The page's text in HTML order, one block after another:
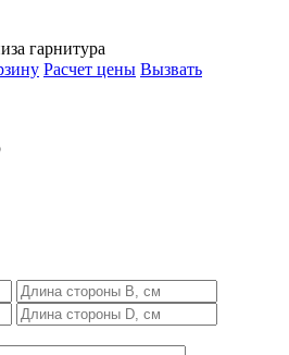
гарнитура
Расчет цены Вызвать